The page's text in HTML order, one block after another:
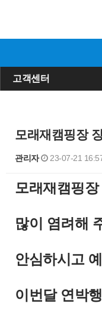
고객센터
모래재캠핑장
관리자 23-07-21
본문
모래재캠핑
많이 염려해
안심하시고
이번달 연박